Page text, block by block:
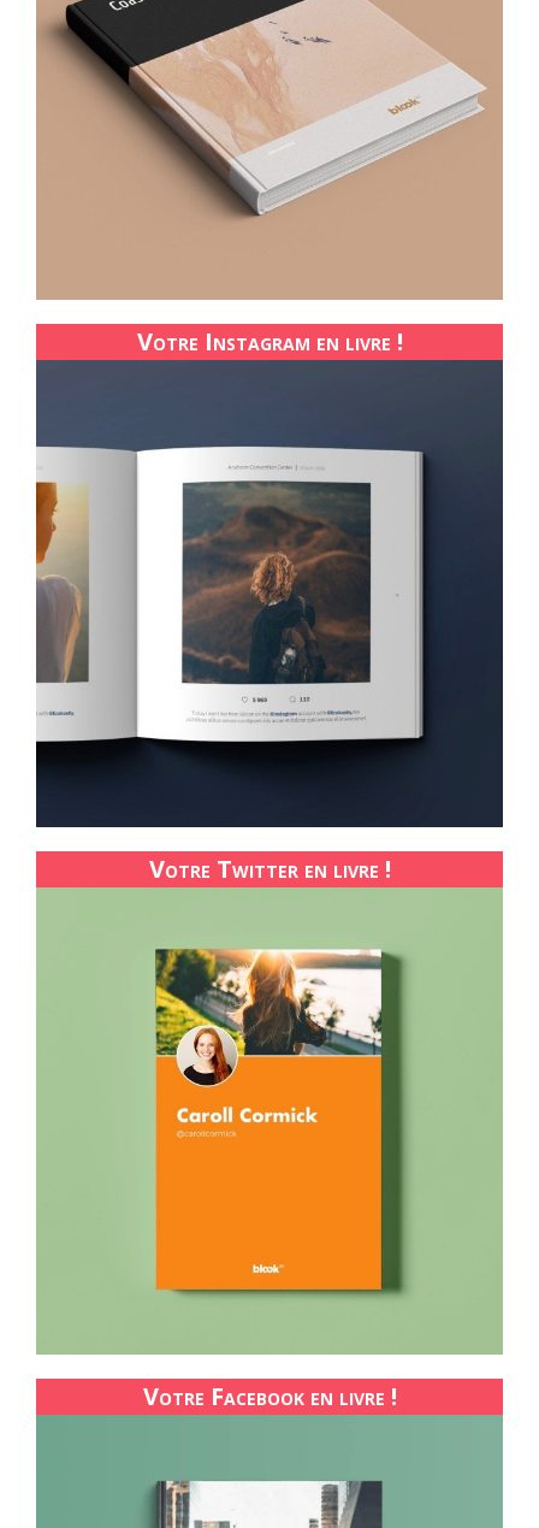
Votre Instagram en livre !
Votre Twitter en livre !
Votre Facebook en livre !